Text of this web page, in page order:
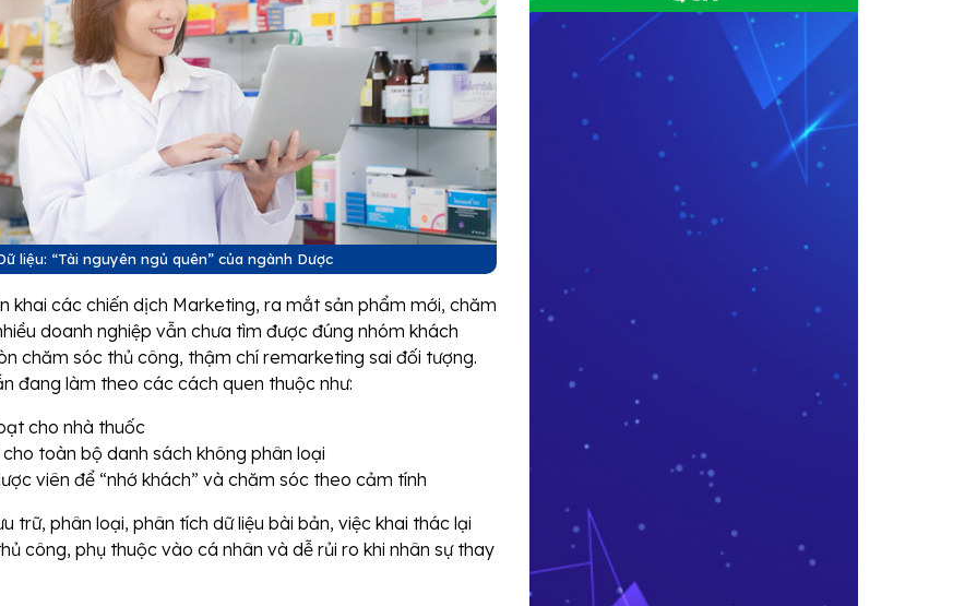
liệu: “Tài nguyên ngủ quên” của ngành Dược
khai các chiến dịch Marketing, ra mắt sản phẩm mới, chăm
doanh nghiệp vẫn chưa tìm được đúng nhóm khách
chăm sóc thủ công, thậm chí remarketing sai đối tượng.
đang làm theo các cách quen thuộc như:
cho nhà thuốc
toàn bộ danh sách không phân loại
viên để “nhớ khách” và chăm sóc theo cảm tính
trữ, phân loại, phân tích dữ liệu bài bản, việc khai thác lại
công, phụ thuộc vào cá nhân và dễ rủi ro khi nhân sự thay